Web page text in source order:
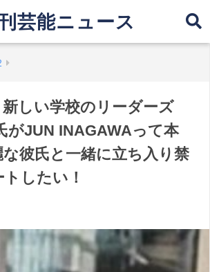
芸能ニュース
新しい学校のリーダーズ
がJUN INAGAWAって本
な彼氏と一緒に立ち入り禁
したい！